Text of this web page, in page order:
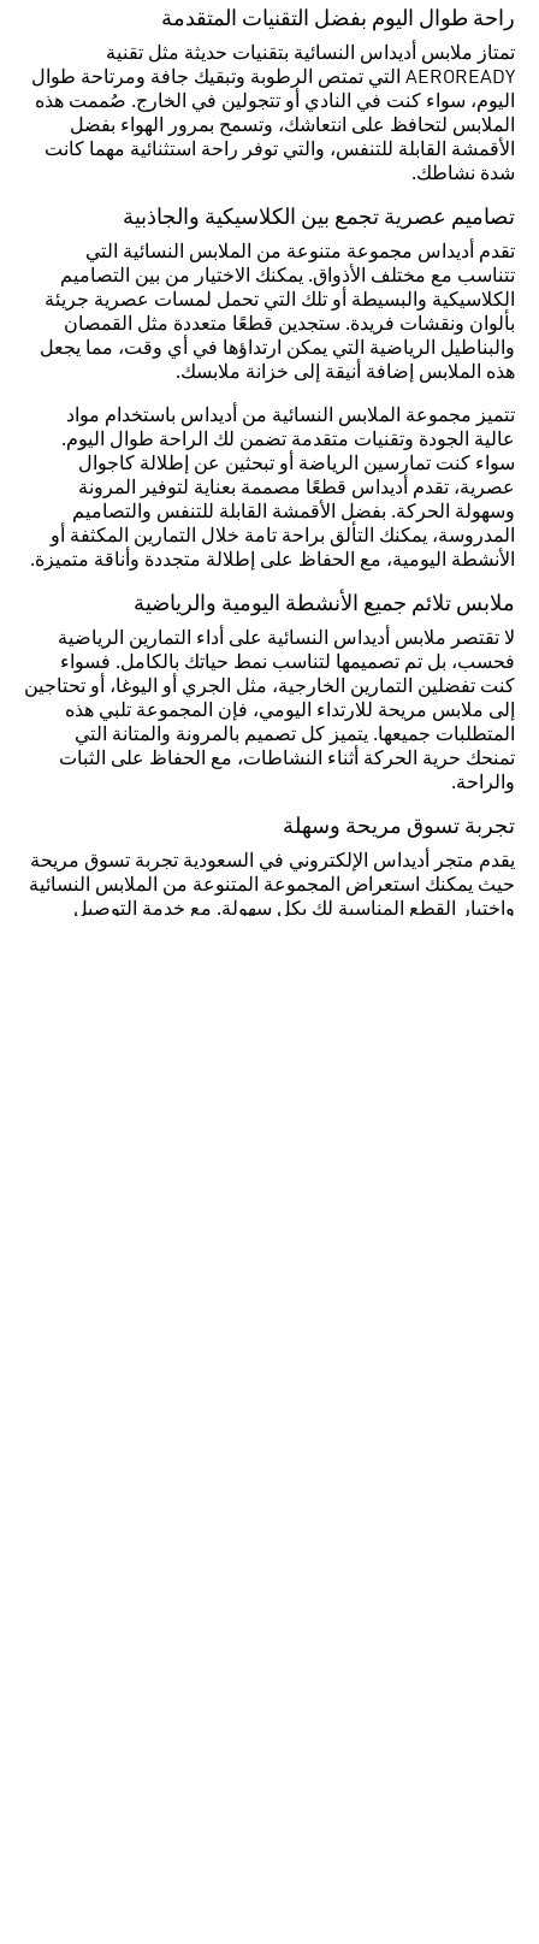
راحة طوال اليوم بفضل التقنيات المتقدمة
تمتاز ملابس أديداس النسائية بتقنيات حديثة مثل تقنية
AEROREADY التي تمتص الرطوبة وتبقيك جافة ومرتاحة طوال
اليوم، سواء كنت في النادي أو تتجولين في الخارج. صُممت هذه
الملابس لتحافظ على انتعاشك، وتسمح بمرور الهواء بفضل
الأقمشة القابلة للتنفس، والتي توفر راحة استثنائية مهما كانت
شدة نشاطك.
تصاميم عصرية تجمع بين الكلاسيكية والجاذبية
تقدم أديداس مجموعة متنوعة من الملابس النسائية التي
تتناسب مع مختلف الأذواق. يمكنك الاختيار من بين التصاميم
الكلاسيكية والبسيطة أو تلك التي تحمل لمسات عصرية جريئة
بألوان ونقشات فريدة. ستجدين قطعًا متعددة مثل القمصان
والبناطيل الرياضية التي يمكن ارتداؤها في أي وقت، مما يجعل
هذه الملابس إضافة أنيقة إلى خزانة ملابسك.
تتميز مجموعة الملابس النسائية من أديداس باستخدام مواد
عالية الجودة وتقنيات متقدمة تضمن لك الراحة طوال اليوم.
سواء كنت تمارسين الرياضة أو تبحثين عن إطلالة كاجوال
عصرية، تقدم أديداس قطعًا مصممة بعناية لتوفير المرونة
وسهولة الحركة. بفضل الأقمشة القابلة للتنفس والتصاميم
المدروسة، يمكنك التألق براحة تامة خلال التمارين المكثفة أو
الأنشطة اليومية، مع الحفاظ على إطلالة متجددة وأناقة متميزة.
ملابس تلائم جميع الأنشطة اليومية والرياضية
لا تقتصر ملابس أديداس النسائية على أداء التمارين الرياضية
فحسب، بل تم تصميمها لتناسب نمط حياتك بالكامل. فسواء
كنت تفضلين التمارين الخارجية، مثل الجري أو اليوغا، أو تحتاجين
إلى ملابس مريحة للارتداء اليومي، فإن المجموعة تلبي هذه
المتطلبات جميعها. يتميز كل تصميم بالمرونة والمتانة التي
تمنحك حرية الحركة أثناء النشاطات، مع الحفاظ على الثبات
والراحة.
تجربة تسوق مريحة وسهلة
يقدم متجر أديداس الإلكتروني في السعودية تجربة تسوق مريحة
حيث يمكنك استعراض المجموعة المتنوعة من الملابس النسائية
واختيار القطع المناسبة لك بكل سهولة. مع خدمة التوصيل